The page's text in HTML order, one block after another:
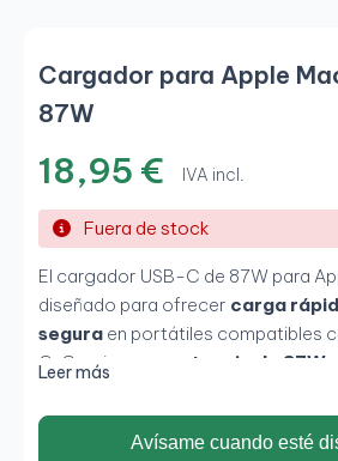
Cargador para Apple
87W
18,95 € IVA incl.
Fuera de stock
El cargador USB-C de 87W para
diseñado para ofrecer carga
segura en portátiles compatibles
C. Gracias a su
potencia de 87W
oficina como en movilidad. Su
fiable lo convierte en una solución
Leer más
Avísame cuando esté